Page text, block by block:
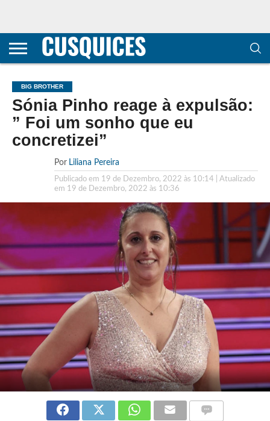
CONTACTOS
HOME
POLÍTICA DE
E COOKIES
SOBRE
TERMOS E
TRANSPARÊNCIA
METODOLOGIA
BIG BROTHER
Sónia Pinho reage à expulsão:
” Foi um sonho que eu
concretizei”
Por Liliana Pereira
Publicado em 19 de Dezembro, 2022 às 10:14
| Atualizado
em 19 de Dezembro, 2022 às 10:36